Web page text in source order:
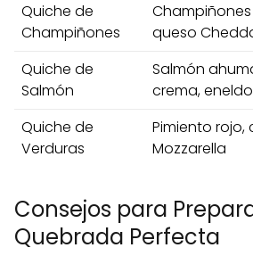
Quiche de
Champiñones
queso
Quiche de
Salmón
Salmón
crema,
Quiche de
Verduras
Pimiento
Mozzarella
Consejos para
Quebrada Perfecta